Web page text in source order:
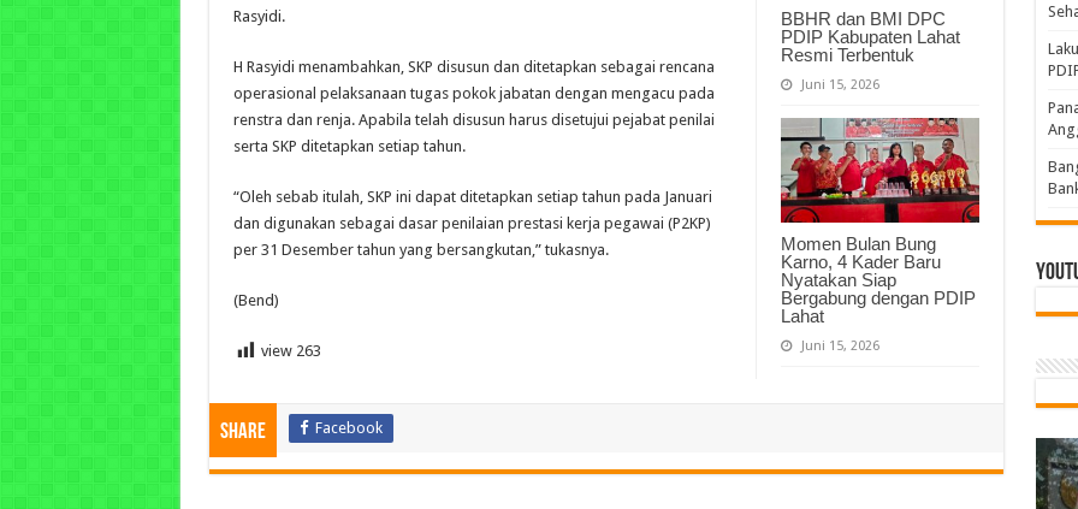
BBHR dan BMI DPC
PDIP Kabupaten Lahat
Resmi Terbentuk
Juni 15, 2026
Momen Bulan Bung
Karno, 4 Kader Baru
Nyatakan Siap
Bergabung dengan PDIP
Lahat
Juni 15, 2026
Rasyidi.
H Rasyidi menambahkan, SKP disusun dan ditetapkan sebagai rencana
operasional pelaksanaan tugas pokok jabatan dengan mengacu pada
renstra dan renja. Apabila telah disusun harus disetujui pejabat penilai
serta SKP ditetapkan setiap tahun.
“Oleh sebab itulah, SKP ini dapat ditetapkan setiap tahun pada Januari
dan digunakan sebagai dasar penilaian prestasi kerja pegawai (P2KP)
per 31 Desember tahun yang bersangkutan,” tukasnya.
(Bend)
view 263
Share Facebook